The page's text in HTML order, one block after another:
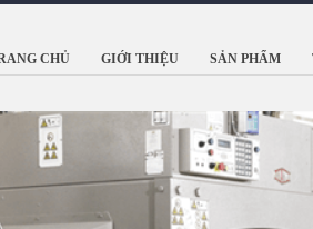
CHỦ GIỚI THIỆU SẢN PHẨM